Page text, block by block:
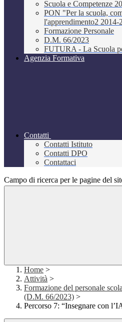
Scuola e Competenze
PON "Per la scuola,
l'apprendimento2 2014-
Formazione Personale
D.M. 66/2023
FUTURA - La Scuola
Agenzia Formativa
Contatti
Contatti Istituto
Contatti DPO
Contattaci
Campo di ricerca per le pagine del
Home >
Attività >
Formazione del personale
(D.M. 66/2023) >
Percorso 7: “Insegnare con